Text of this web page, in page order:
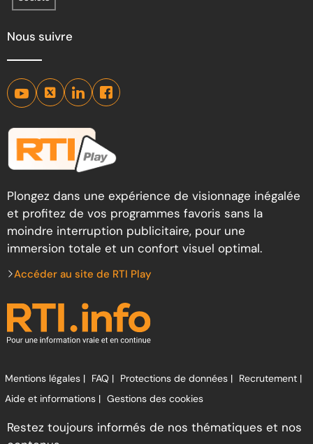
Nous suivre
Plongez dans une expérience de visionnage inégalée
et profitez de vos programmes favoris sans la
moindre interruption publicitaire, pour une
immersion totale et un confort visuel optimal.
Accéder au site de RTI Play
Mentions légales | FAQ | Protections de données | Recrutement |
Aide et informations | Gestions des cookies
Restez toujours informés de nos thématiques et nos